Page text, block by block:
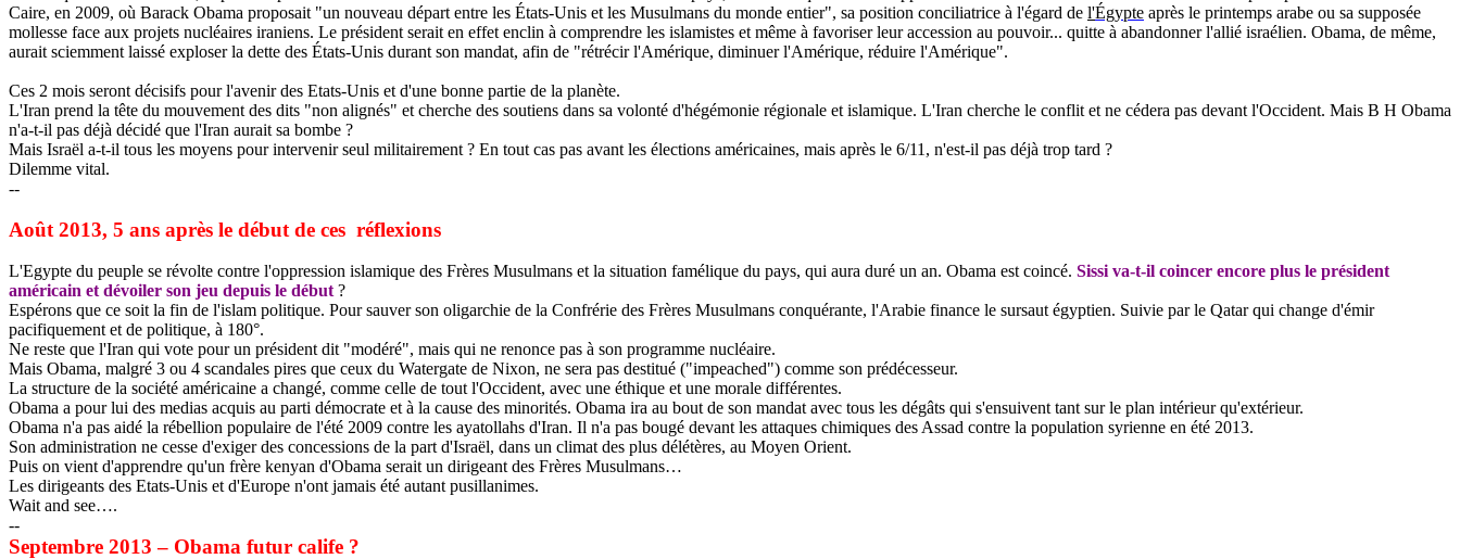
Caire, en 2009, où Barack Obama proposait "un nouveau départ entre les États-Unis et les Musulmans du monde entier", sa position conciliatrice à l'égard de l'Égypte après le printemps arabe ou sa supposée
mollesse face aux projets nucléaires iraniens. Le président serait en effet enclin à comprendre les islamistes et même à favoriser leur accession au pouvoir... quitte à abandonner l'allié israélien. Obama, de même,
aurait sciemment laissé exploser la dette des États-Unis durant son mandat, afin de "rétrécir l'Amérique, diminuer l'Amérique, réduire l'Amérique".
Ces 2 mois seront décisifs pour l'avenir des Etats-Unis et d'une bonne partie de la planète.
L'Iran prend la tête du mouvement des dits "non alignés" et cherche des soutiens dans sa volonté d'hégémonie régionale et islamique. L'Iran cherche le conflit et ne cédera pas devant l'Occident. Mais B H Obama
n'a-t-il pas déjà décidé que l'Iran aurait sa bombe ?
Mais Israël a-t-il tous les moyens pour intervenir seul militairement ? En tout cas pas avant les élections américaines, mais après le 6/11, n'est-il pas déjà trop tard ?
Dilemme vital.
--
Août 2013, 5 ans après le début de ces réflexions
L'Egypte du peuple se révolte contre l'oppression islamique des Frères Musulmans et la situation famélique du pays, qui aura duré un an. Obama est coincé. Sissi va-t-il coincer encore plus le président
américain et dévoiler son jeu depuis le début ?
Espérons que ce soit la fin de l'islam politique. Pour sauver son oligarchie de la Confrérie des Frères Musulmans conquérante, l'Arabie finance le sursaut égyptien. Suivie par le Qatar qui change d'émir
pacifiquement et de politique, à 180°.
Ne reste que l'Iran qui vote pour un président dit "modéré", mais qui ne renonce pas à son programme nucléaire.
Mais Obama, malgré 3 ou 4 scandales pires que ceux du Watergate de Nixon, ne sera pas destitué ("impeached") comme son prédécesseur.
La structure de la société américaine a changé, comme celle de tout l'Occident, avec une éthique et une morale différentes.
Obama a pour lui des medias acquis au parti démocrate et à la cause des minorités. Obama ira au bout de son mandat avec tous les dégâts qui s'ensuivent tant sur le plan intérieur qu'extérieur.
Obama n'a pas aidé la rébellion populaire de l'été 2009 contre les ayatollahs d'Iran. Il n'a pas bougé devant les attaques chimiques des Assad contre la population syrienne en été 2013.
Son administration ne cesse d'exiger des concessions de la part d'Israël, dans un climat des plus délétères, au Moyen Orient.
Puis on vient d'apprendre qu'un frère kenyan d'Obama serait un dirigeant des Frères Musulmans…
Les dirigeants des Etats-Unis et d'Europe n'ont jamais été autant pusillanimes.
Wait and see….
--
Septembre 2013 – Obama futur calife ?